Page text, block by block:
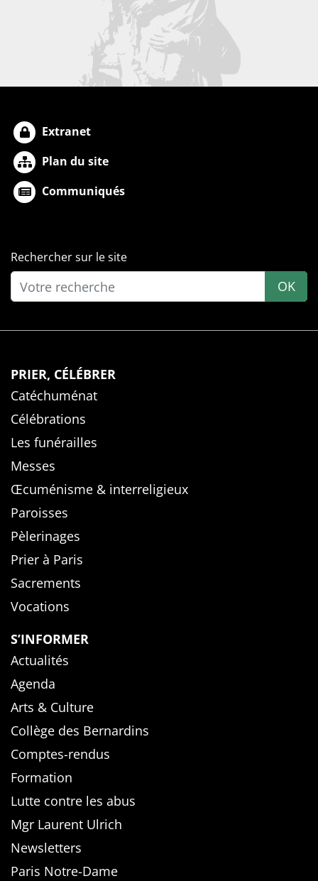
Extranet
Plan du site
Communiqués
Rechercher sur le site
OK
PRIER, CÉLÉBRER
Catéchuménat
Célébrations
Les funérailles
Messes
Œcuménisme & interreligieux
Paroisses
Pèlerinages
Prier à Paris
Sacrements
Vocations
S’INFORMER
Actualités
Agenda
Arts & Culture
Collège des Bernardins
Comptes-rendus
Formation
Lutte contre les abus
Mgr Laurent Ulrich
Newsletters
Paris Notre-Dame